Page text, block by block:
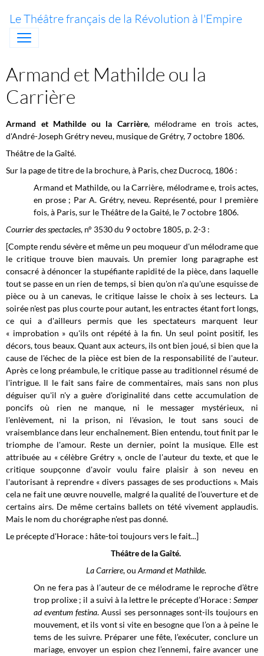
Le Théâtre français de la Révolution à l'Empire
Armand et Mathilde ou la
Carrière
Armand et Mathilde ou la Carrière, mélodrame en trois actes,
d'André-Joseph Grétry neveu, musique de Grétry, 7 octobre 1806.
Théâtre de la Gaîté.
Sur la page de titre de la brochure, à Paris, chez Ducrocq, 1806 :
Armand et Mathilde, ou la Carrière, mélodrame e, trois actes,
en prose ; Par A. Grétry, neveu. Représenté, pour l première
fois, à Paris, sur le Théâtre de la Gaité, le 7 octobre 1806.
Courrier des spectacles, n° 3530 du 9 octobre 1805, p. 2-3 :
[Compte rendu sévère et même un peu moqueur d'un mélodrame que
le critique trouve bien mauvais. Un premier long paragraphe est
consacré à dénoncer la stupéfiante rapidité de la pièce, dans laquelle
tout se passe en un rien de temps, si bien qu'on n'a qu'une esquisse de
pièce ou à un canevas, le critique laisse le choix à ses lecteurs. La
soirée n'est pas plus courte pour autant, les entractes étant fort longs,
ce qui a d'ailleurs permis que les spectateurs marquent leur
« improbation » qu'ils ont répété à la fin. Un seul point positif, les
décors, tous beaux. Quant aux acteurs, ils ont bien joué, si bien que la
cause de l'échec de la pièce est bien de la responsabilité de l'auteur.
Après ce long préambule, le critique passe au traditionnel résumé de
l'intrigue. Il le fait sans faire de commentaires, mais sans non plus
déguiser qu'il n'y a guère d'originalité dans cette accumulation de
poncifs où rien ne manque, ni le messager mystérieux, ni
l'enlèvement, ni la prison, ni l'évasion, le tout sans souci de
vraisemblance dans leur enchaînement. Bien entendu, tout finit par le
triomphe de l'amour. Reste un dernier, point la musique. Elle est
attribuée au « célèbre Grétry », oncle de l'auteur du texte, et que le
critique soupçonne d'avoir voulu faire plaisir à son neveu en
l'autorisant à reprendre « divers passages de ses productions ». Mais
cela ne fait une œuvre nouvelle, malgré la qualité de l'ouverture et de
certains airs. De même certains ballets on tété vivement applaudis.
Mais le nom du chorégraphe n'est pas donné.
Le précepte d'Horace : hâte-toi toujours vers le fait...]
Théâtre de la Gaîté.
La Carriere, ou Armand et Mathilde.
On ne fera pas à l’auteur de ce mélodrame le reproche d’être
trop prolixe ; il a suivi à la lettre le précepte d’Horace : Semper
ad eventum festina. Aussi ses personnages sont-ils toujours en
mouvement, et ils vont si vite en besogne que l’on a à peine le
tems de les suivre. Préparer une fête, l’exécuter, conclure un
mariage, envoyer un espion chez l’ennemi, faire avancer une